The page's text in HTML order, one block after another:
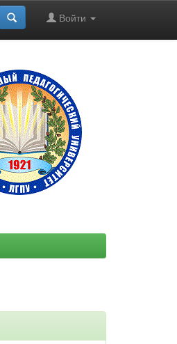
Войти